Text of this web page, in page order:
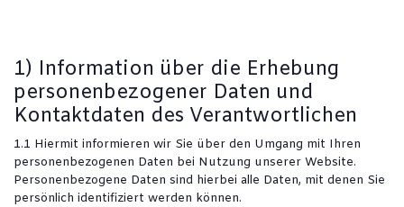
1) Information über die Erhebung
personenbezogener Daten und
Kontaktdaten des Verantwortlichen
1.1 Hiermit informieren wir Sie über den Umgang mit Ihren
personenbezogenen Daten bei Nutzung unserer Website.
Personenbezogene Daten sind hierbei alle Daten, mit denen Sie
persönlich identifiziert werden können.